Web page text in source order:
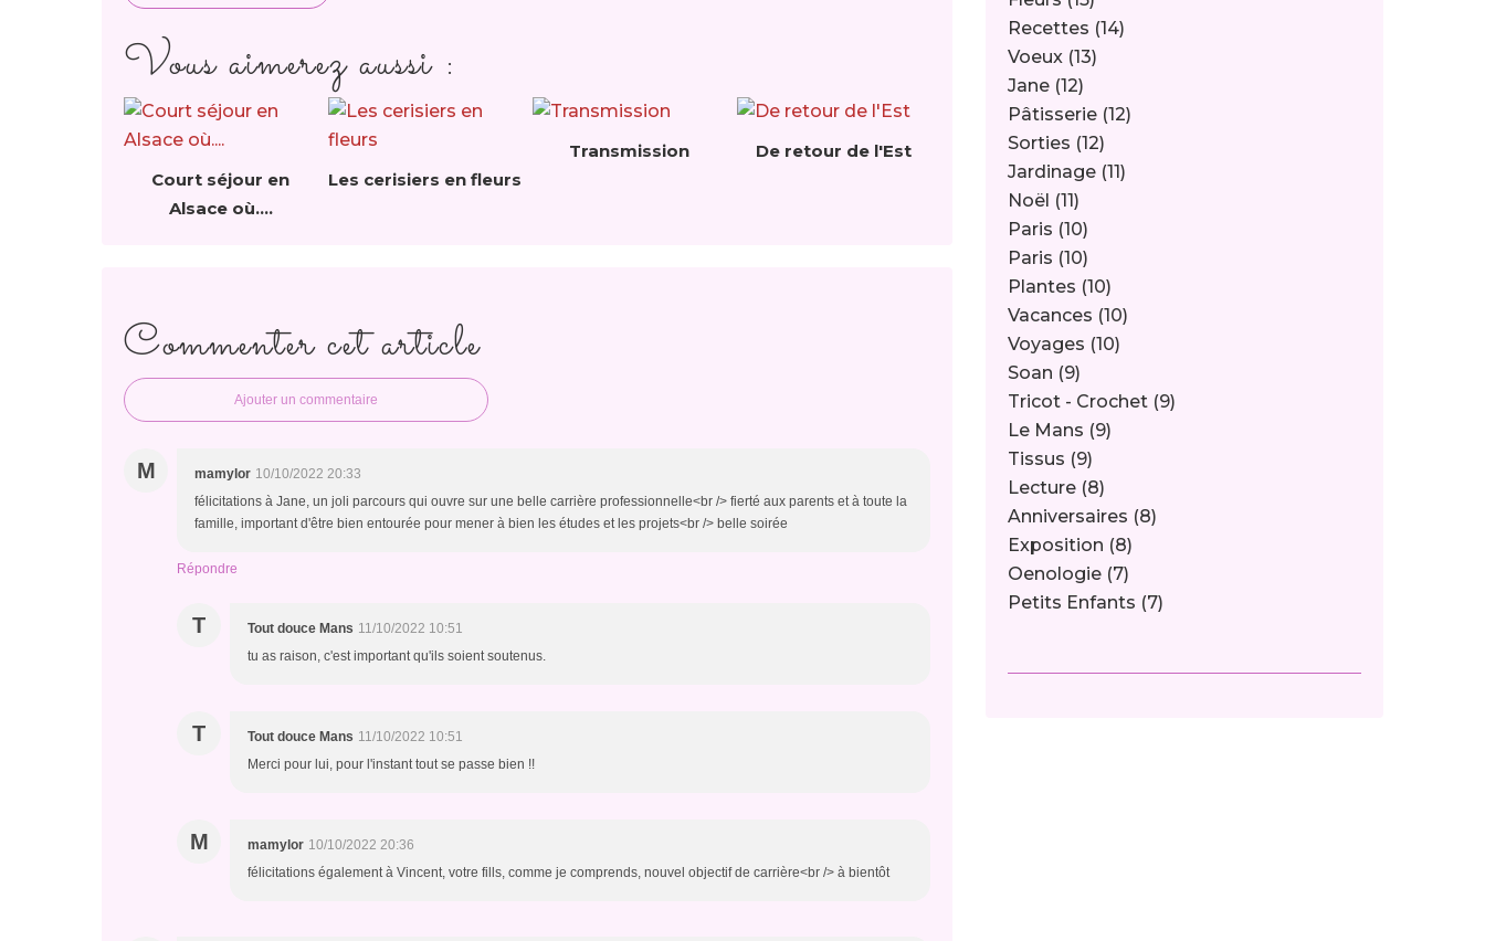
Vous aimerez aussi :
Court séjour en
Alsace où....
Les cerisiers en fleurs
Transmission De retour de l'Est
Commenter cet article
Ajouter un commentaire
M mamylor 10/10/2022 20:33
félicitations à Jane, un joli parcours qui ouvre sur une belle carrière professionnelle<br /> fierté aux parents et à toute la
famille, important d'être bien entourée pour mener à bien les études et les projets<br /> belle soirée
Répondre
T Tout douce Mans 11/10/2022 10:51
tu as raison, c'est important qu'ils soient soutenus.
T Tout douce Mans 11/10/2022 10:51
Merci pour lui, pour l'instant tout se passe bien !!
M mamylor 10/10/2022 20:36
félicitations également à Vincent, votre fills, comme je comprends, nouvel objectif de carrière<br /> à bientôt
Recettes (14)
Voeux (13)
Jane (12)
Pâtisserie (12)
Sorties (12)
Jardinage (11)
Noël (11)
Paris (10)
Paris (10)
Plantes (10)
Vacances (10)
Voyages (10)
Soan (9)
Tricot - Crochet (9)
Le Mans (9)
Tissus (9)
Lecture (8)
Anniversaires (8)
Exposition (8)
Oenologie (7)
Petits Enfants (7)